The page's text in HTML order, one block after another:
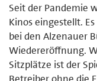
Seit der Pandemie
Kinos eingestellt.
bei den Alzenauer
Wiedereröffnung.
Sitzplätze ist der
Betreiber ohne die